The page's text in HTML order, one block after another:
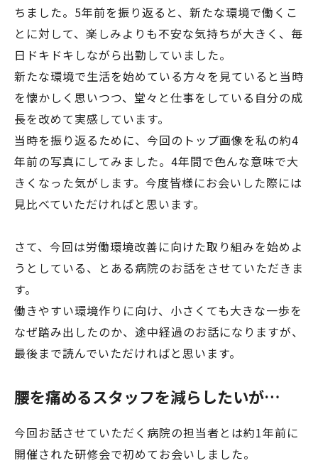
ちました。5年前を振り返ると、新たな環境で働くこ
とに対して、楽しみよりも不安な気持ちが大きく、毎
日ドキドキしながら出勤していました。
新たな環境で生活を始めている方々を見ていると当時
を懐かしく思いつつ、堂々と仕事をしている自分の成
長を改めて実感しています。
当時を振り返るために、今回のトップ画像を私の約4
年前の写真にしてみました。4年間で色んな意味で大
きくなった気がします。今度皆様にお会いした際には
見比べていただければと思います。
さて、今回は労働環境改善に向けた取り組みを始めよ
うとしている、とある病院のお話をさせていただきま
す。
働きやすい環境作りに向け、小さくても大きな一歩を
なぜ踏み出したのか、途中経過のお話になりますが、
最後まで読んでいただければと思います。
腰を痛めるスタッフを減らしたいが…
今回お話させていただく病院の担当者とは約1年前に
開催された研修会で初めてお会いしました。